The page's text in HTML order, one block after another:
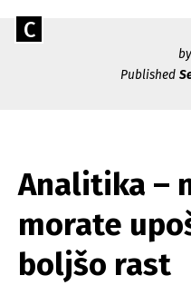
Go
C
CAERUS
Caerus
by
Published
Analitika –
morate
boljšo rast